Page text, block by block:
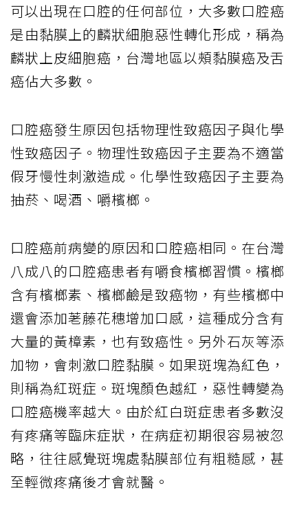
可以出現在口腔的任何部位，大多數口腔癌
是由黏膜上的麟狀細胞惡性轉化形成，稱為
麟狀上皮細胞癌，台灣地區以頰黏膜癌及舌
癌佔大多數。
口腔癌發生原因包括物理性致癌因子與化學
性致癌因子。物理性致癌因子主要為不適當
假牙慢性刺激造成。化學性致癌因子主要為
抽菸、喝酒、嚼檳榔。
口腔癌前病變的原因和口腔癌相同。在台灣
八成八的口腔癌患者有嚼食檳榔習慣。檳榔
含有檳榔素、檳榔鹼是致癌物，有些檳榔中
還會添加荖藤花穗增加口感，這種成分含有
大量的黃樟素，也有致癌性。另外石灰等添
加物，會刺激口腔黏膜。如果斑塊為紅色，
則稱為紅斑症。斑塊顏色越紅，惡性轉變為
口腔癌機率越大。由於紅白斑症患者多數沒
有疼痛等臨床症狀，在病症初期很容易被忽
略，往往感覺斑塊處黏膜部位有粗糙感，甚
至輕微疼痛後才會就醫。